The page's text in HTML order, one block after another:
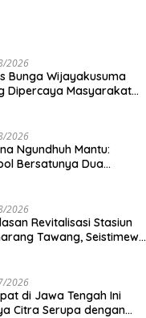
2026
Bunga Wijayakusuma
Dipercaya Masyarakat
2026
Ngundhuh Mantu:
Bersatunya Dua
2026
Revitalisasi Stasiun
Tawang, Seistimewa
2026
di Jawa Tengah Ini
Citra Serupa dengan